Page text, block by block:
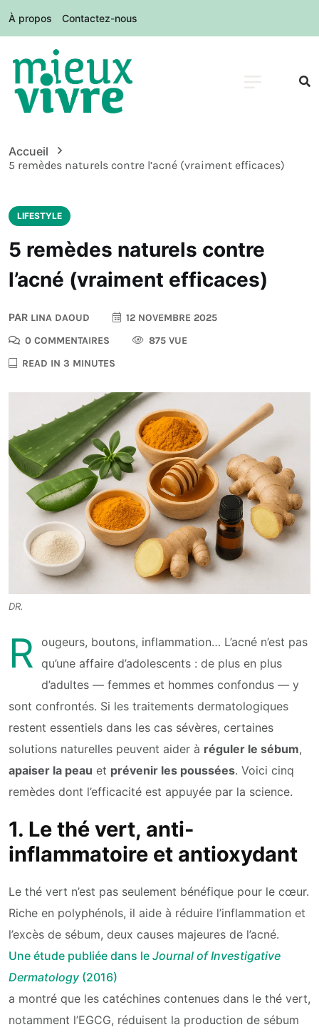
À propos Contactez-nous
Accueil
5 remèdes naturels contre l’acné (vraiment efficaces)
LIFESTYLE
5 remèdes naturels contre
l’acné (vraiment efficaces)
PAR LINA DAOUD
12 NOVEMBRE 2025
0 COMMENTAIRES
875 VUE
READ IN 3 MINUTES
DR.
R ougeurs, boutons, inflammation… L’acné n’est pas
qu’une affaire d’adolescents : de plus en plus
d’adultes — femmes et hommes confondus — y
sont confrontés. Si les traitements dermatologiques
restent essentiels dans les cas sévères, certaines
solutions naturelles peuvent aider à réguler le sébum,
apaiser la peau et prévenir les poussées. Voici cinq
remèdes dont l’efficacité est appuyée par la science.
1. Le thé vert, anti-
inflammatoire et antioxydant
Le thé vert n’est pas seulement bénéfique pour le cœur.
Riche en polyphénols, il aide à réduire l’inflammation et
l’excès de sébum, deux causes majeures de l’acné.
Une étude publiée dans le Journal of Investigative
Dermatology (2016)
a montré que les catéchines contenues dans le thé vert,
notamment l’EGCG, réduisent la production de sébum